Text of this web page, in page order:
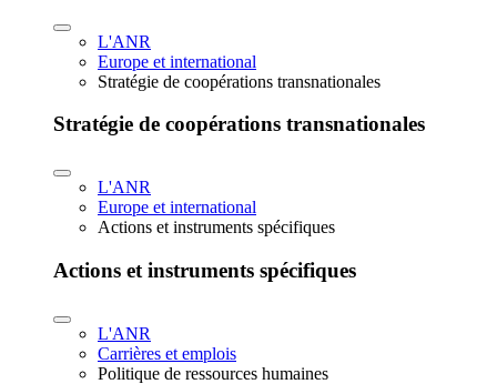
L'ANR
Europe et international
Stratégie de coopérations transnationales
Stratégie de coopérations transnationales
L'ANR
Europe et international
Actions et instruments spécifiques
Actions et instruments spécifiques
L'ANR
Carrières et emplois
Politique de ressources humaines